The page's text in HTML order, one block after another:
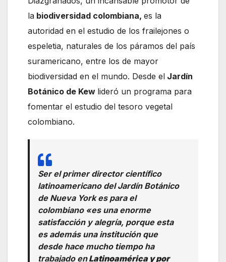
la biodiversidad colombiana, es la
autoridad en el estudio de los frailejones o
espeletia, naturales de los páramos del país
suramericano, entre los de mayor
biodiversidad en el mundo. Desde el Jardín
Botánico de Kew lideró un programa para
fomentar el estudio del tesoro vegetal
colombiano.
Ser el primer director científico
latinoamericano del Jardín Botánico
de Nueva York es para el
colombiano «es una enorme
satisfacción y alegría, porque esta
es además una institución que
desde hace mucho tiempo ha
trabajado enLatinoamérica y por